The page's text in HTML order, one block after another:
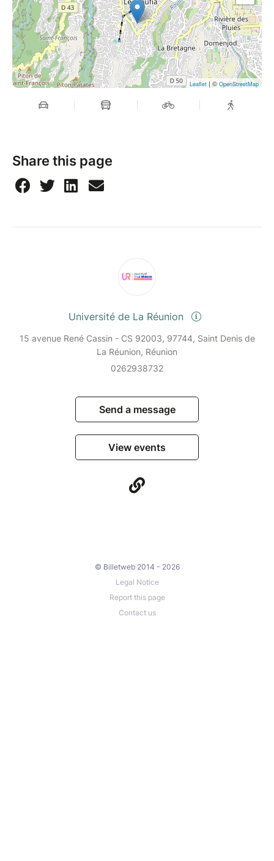
Leaflet | © OpenStreetMap
Share this page
Université de La Réunion
15 avenue René Cassin - CS 92003, 97744, Saint Denis de
La Réunion, Réunion
0262938732
Send a message
View events
© Billetweb 2014 - 2026
Legal Notice
Report this page
Contact us